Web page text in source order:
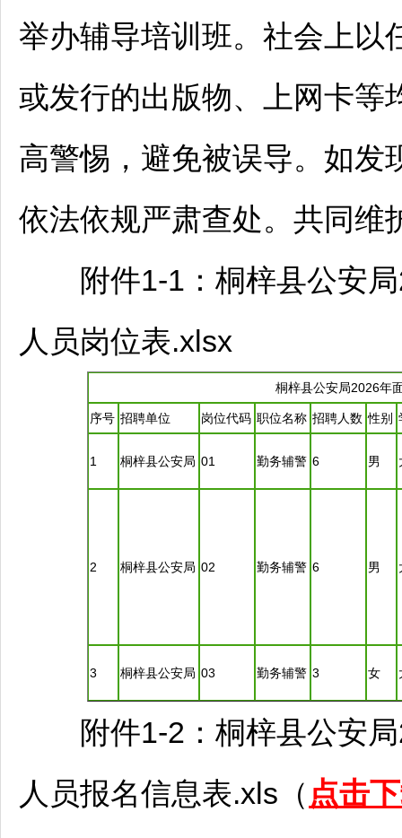
举办辅导培训班。社会上以
或发行的出版物、上网卡等
高警惕，避免被误导。如发
依法依规严肃查处。共同维
附件1-1： 桐梓县公安
人员岗位表.xlsx
桐梓县公安局2026年
序号 招聘单位 岗位代码 职位名称 招聘人数 性别
1 桐梓县公安局 01 勤务辅警 6 男
2 桐梓县公安局 02 勤务辅警 6 男
3 桐梓县公安局 03 勤务辅警 3 女
附件1-2： 桐梓县公安
人员报名信息表.xls（ 点击